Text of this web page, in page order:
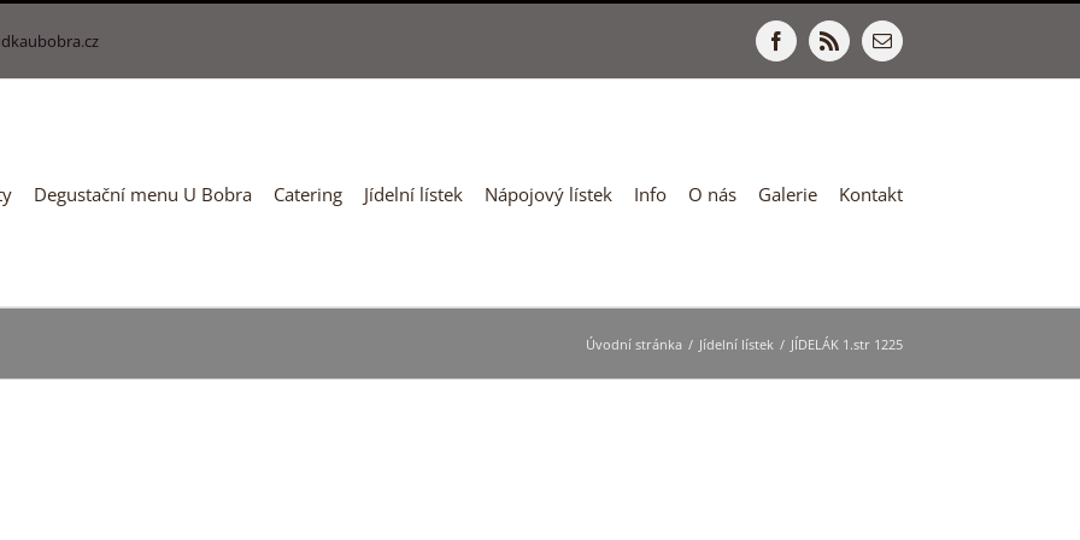
Facebook
Rss
E-
mail
Degustační menu U Bobra Catering Jídelní lístek Nápojový lístek Info O nás Galerie Kontakt
Úvodní stránka / Jídelní lístek / JÍDELÁK 1.str 1225